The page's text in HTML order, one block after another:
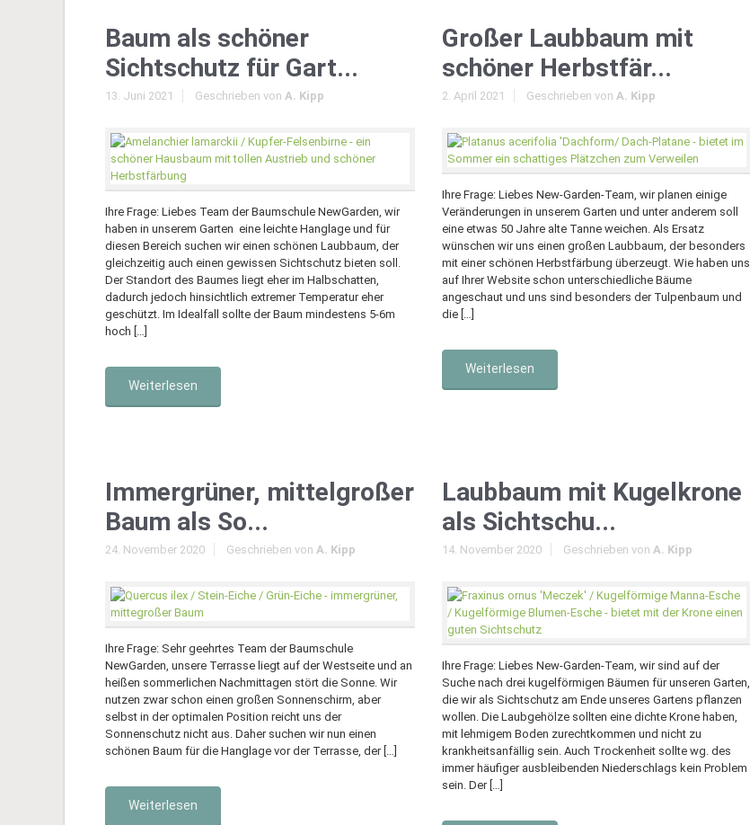
Baum als schöner
Sichtschutz für Gart...
13. Juni 2021 Geschrieben von A. Kipp
Ihre Frage: Liebes Team der Baumschule NewGarden, wir
haben in unserem Garten eine leichte Hanglage und für
diesen Bereich suchen wir einen schönen Laubbaum, der
gleichzeitig auch einen gewissen Sichtschutz bieten soll.
Der Standort des Baumes liegt eher im Halbschatten,
dadurch jedoch hinsichtlich extremer Temperatur eher
geschützt. Im Idealfall sollte der Baum mindestens 5-6m
hoch […]
Weiterlesen
Großer Laubbaum mit
schöner Herbstfär...
2. April 2021 Geschrieben von A. Kipp
Ihre Frage: Liebes New-Garden-Team, wir planen einige
Veränderungen in unserem Garten und unter anderem soll
eine etwas 50 Jahre alte Tanne weichen. Als Ersatz
wünschen wir uns einen großen Laubbaum, der besonders
mit einer schönen Herbstfärbung überzeugt. Wie haben uns
auf Ihrer Website schon unterschiedliche Bäume
angeschaut und uns sind besonders der Tulpenbaum und
die […]
Weiterlesen
Immergrüner, mittelgroßer
Baum als So...
24. November 2020 Geschrieben von A. Kipp
Ihre Frage: Sehr geehrtes Team der Baumschule
NewGarden, unsere Terrasse liegt auf der Westseite und an
heißen sommerlichen Nachmittagen stört die Sonne. Wir
nutzen zwar schon einen großen Sonnenschirm, aber
selbst in der optimalen Position reicht uns der
Sonnenschutz nicht aus. Daher suchen wir nun einen
schönen Baum für die Hanglage vor der Terrasse, der […]
Weiterlesen
Laubbaum mit Kugelkrone
als Sichtschu...
14. November 2020 Geschrieben von A. Kipp
Ihre Frage: Liebes New-Garden-Team, wir sind auf der
Suche nach drei kugelförmigen Bäumen für unseren Garten,
die wir als Sichtschutz am Ende unseres Gartens pflanzen
wollen. Die Laubgehölze sollten eine dichte Krone haben,
mit lehmigem Boden zurechtkommen und nicht zu
krankheitsanfällig sein. Auch Trockenheit sollte wg. des
immer häufiger ausbleibenden Niederschlags kein Problem
sein. Der […]